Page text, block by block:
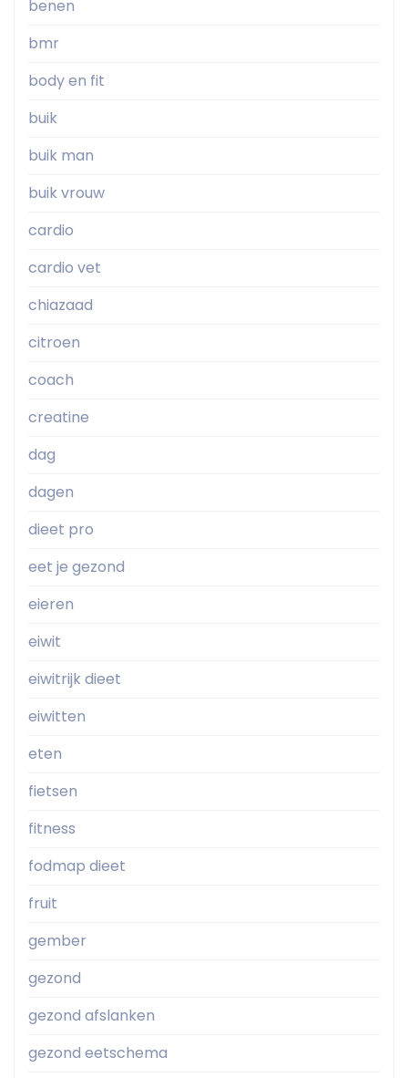
benen
bmr
body en fit
buik
buik man
buik vrouw
cardio
cardio vet
chiazaad
citroen
coach
creatine
dag
dagen
dieet pro
eet je gezond
eieren
eiwit
eiwitrijk dieet
eiwitten
eten
fietsen
fitness
fodmap dieet
fruit
gember
gezond
gezond afslanken
gezond eetschema